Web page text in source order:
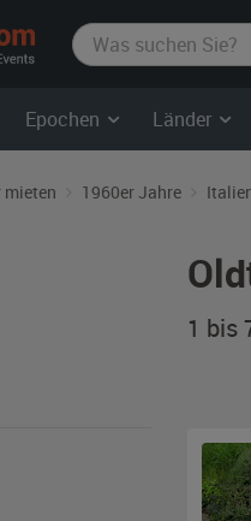
film-
autos.com
Epochen Länder
mieten 1960er Jahre
1 bis